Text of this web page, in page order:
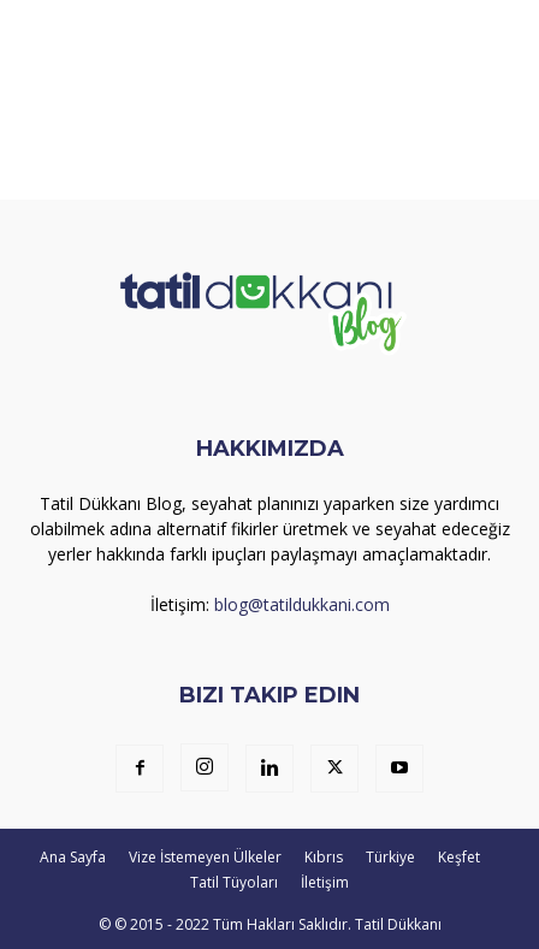
HAKKIMIZDA
Tatil Dükkanı Blog, seyahat planınızı yaparken size yardımcı
olabilmek adına alternatif fikirler üretmek ve seyahat edeceğiz
yerler hakkında farklı ipuçları paylaşmayı amaçlamaktadır.
İletişim: blog@tatildukkani.com
BIZI TAKIP EDIN
Ana Sayfa Vize İstemeyen Ülkeler Kıbrıs Türkiye
Keşfet
Tatil Tüyoları
İletişim
© © 2015 - 2022 Tüm Hakları Saklıdır. Tatil Dükkanı